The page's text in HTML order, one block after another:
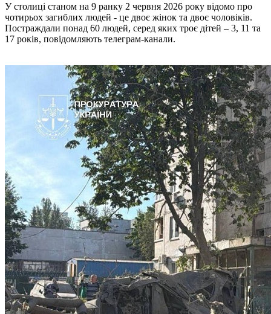
У столиці станом на 9 ранку 2 червня 2026 року відомо про
чотирьох загиблих людей - це двоє жінок та двоє чоловіків.
Постраждали понад 60 людей, серед яких троє дітей – 3, 11 та
17 років, повідомляють телеграм-канали.